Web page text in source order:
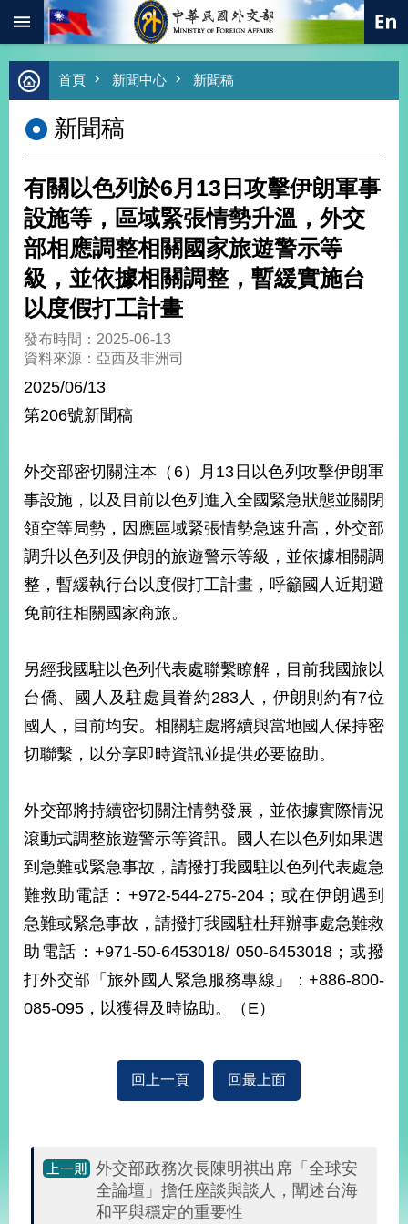
跳到主要內容區塊
進
階
尋
熱
總
合
外
交
價
值
交
經
不
落
國
台
海
平
護
回
首
頁
站
覽
關
部
新
聞
中
心
外
交
訊
首頁 新聞中心 新聞稿
新聞稿
有關以色列於6月13日攻擊伊朗軍事
設施等，區域緊張情勢升溫，外交
部相應調整相關國家旅遊警示等
級，並依據相關調整，暫緩實施台
以度假打工計畫
發布時間：2025-06-13
資料來源：亞西及非洲司
2025/06/13
第206號新聞稿
外交部密切關注本（6）月13日以色列攻擊伊朗軍
事設施，以及目前以色列進入全國緊急狀態並關閉
領空等局勢，因應區域緊張情勢急速升高，外交部
調升以色列及伊朗的旅遊警示等級，並依據相關調
整，暫緩執行台以度假打工計畫，呼籲國人近期避
免前往相關國家商旅。
另經我國駐以色列代表處聯繫瞭解，目前我國旅以
台僑、國人及駐處員眷約283人，伊朗則約有7位
國人，目前均安。相關駐處將續與當地國人保持密
切聯繫，以分享即時資訊並提供必要協助。
外交部將持續密切關注情勢發展，並依據實際情況
滾動式調整旅遊警示等資訊。國人在以色列如果遇
到急難或緊急事故，請撥打我國駐以色列代表處急
難救助電話：+972-544-275-204；或在伊朗遇到
急難或緊急事故，請撥打我國駐杜拜辦事處急難救
助電話：+971-50-6453018/ 050-6453018；或撥
打外交部「旅外國人緊急服務專線」：+886-800-
085-095，以獲得及時協助。（E）
回上一頁 回最上面
外交部政務次長陳明祺出席「全球安
全論壇」擔任座談與談人，闡述台海
和平與穩定的重要性